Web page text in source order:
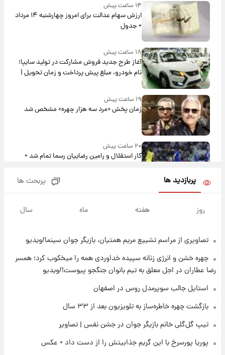
۱۴ ساعت پیش
ارزش سهام عدالت برای امروز چهارشنبه ۱۴ مرداد
+ جدول
۱۸ ساعت پیش
آغاز طرح جدید فروش مشارکت در تولید سایپا؛
نام خودرو، مبلغ پیش پرداخت و زمان تحویل |
سود مشارکت چند درصد است؟
۱۹ ساعت پیش
زمان پخش «مرد سه هزار چهره» مشخص شد
۲۰ ساعت پیش
کار استقلال و رامین رضاییان رسما تمام شد +
مذاق رضاییان خوش نیامد+عکس
۲۰ ساعت پیش
۱۲۹۰ شمسی
۲۰ ساعت پیش
هسته‌ای در آسمان ظاهر شد
رونالدو از گنجینه خودروهای لوکسش رونمایی
پربازدید ها پربحث ها
روز هفته ماه سال
تصاویری از مراسم تشییع مریم همتیان، بازیگر جوان سینما/ویدیو
چهره خشن و انرژی زنانه سپیده خداوردی همه را میخکوب کرد؛ همسر
رضا عطاران در اجل معلق به تیم بانوان جنگجو پیوست!/ویدیو
استایل جالب سوپرمدل روس در اصفهان
بازگشت چهره خاطره‌ساز به تلویزیون بعد از ۳۳ سال
تیپ گل‌گلی خانم بازیگر جوان در جشن نفس | تصاویر
پوریا پورسرخ با این گریم جذابیتش را از دست داد + عکس